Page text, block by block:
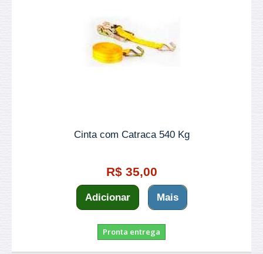
Cinta com Catraca 540 Kg
R$ 35,00
Adicionar Mais
Pronta entrega